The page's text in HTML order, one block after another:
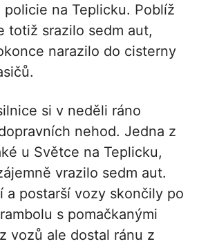
policie na Teplicku. Poblíž
totiž srazilo sedm aut,
narazilo do cisterny
si v neděli ráno
nehod. Jedna z
u Světce na Teplicku,
vrazilo sedm aut.
a postarší vozy skončily po
s pomačkanými
vozů ale dostal ránu z